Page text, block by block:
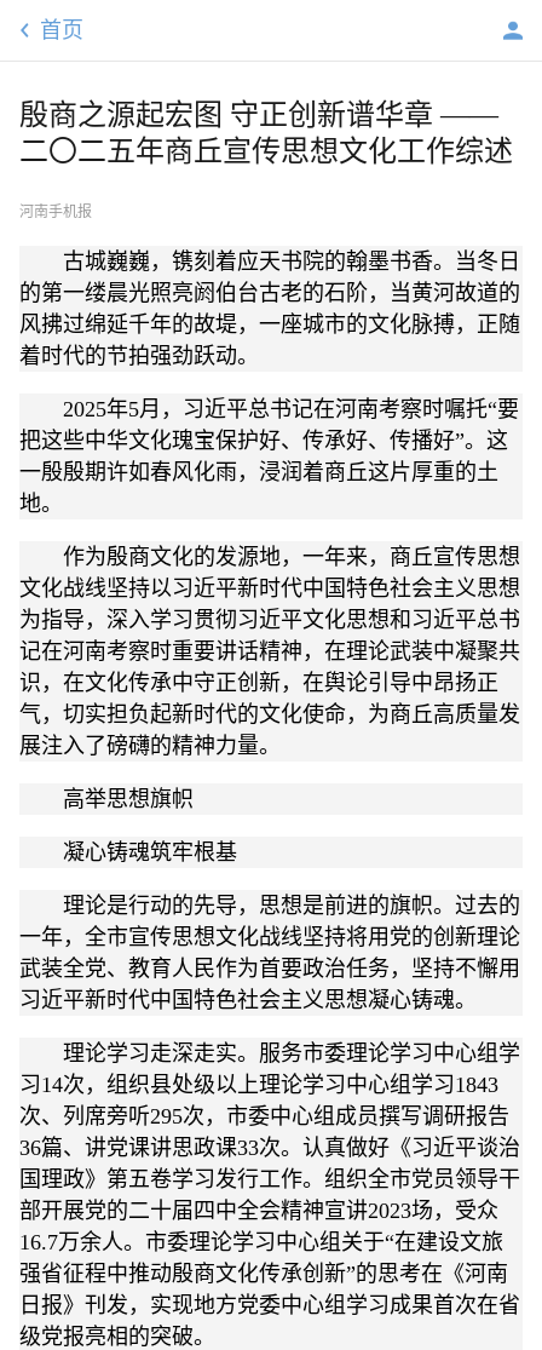
首页
殷商之源起宏图 守正创新谱华章 ——
二〇二五年商丘宣传思想文化工作综述
河南手机报
古城巍巍，镌刻着应天书院的翰墨书香。当冬日
的第一缕晨光照亮阏伯台古老的石阶，当黄河故道的
风拂过绵延千年的故堤，一座城市的文化脉搏，正随
着时代的节拍强劲跃动。
2025年5月，习近平总书记在河南考察时嘱托“要
把这些中华文化瑰宝保护好、传承好、传播好”。这
一殷殷期许如春风化雨，浸润着商丘这片厚重的土
地。
作为殷商文化的发源地，一年来，商丘宣传思想
文化战线坚持以习近平新时代中国特色社会主义思想
为指导，深入学习贯彻习近平文化思想和习近平总书
记在河南考察时重要讲话精神，在理论武装中凝聚共
识，在文化传承中守正创新，在舆论引导中昂扬正
气，切实担负起新时代的文化使命，为商丘高质量发
展注入了磅礴的精神力量。
高举思想旗帜
凝心铸魂筑牢根基
理论是行动的先导，思想是前进的旗帜。过去的
一年，全市宣传思想文化战线坚持将用党的创新理论
武装全党、教育人民作为首要政治任务，坚持不懈用
习近平新时代中国特色社会主义思想凝心铸魂。
理论学习走深走实。服务市委理论学习中心组学
习14次，组织县处级以上理论学习中心组学习1843
次、列席旁听295次，市委中心组成员撰写调研报告
36篇、讲党课讲思政课33次。认真做好《习近平谈治
国理政》第五卷学习发行工作。组织全市党员领导干
部开展党的二十届四中全会精神宣讲2023场，受众
16.7万余人。市委理论学习中心组关于“在建设文旅
强省征程中推动殷商文化传承创新”的思考在《河南
日报》刊发，实现地方党委中心组学习成果首次在省
级党报亮相的突破。